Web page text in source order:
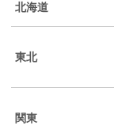
北海道
東北
関東